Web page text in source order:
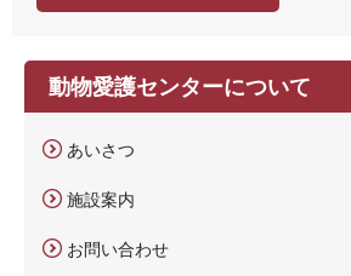
動物愛護センターについて
あいさつ
施設案内
お問い合わせ